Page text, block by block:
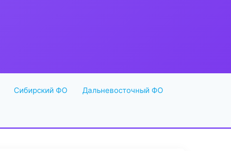
Сибирский ФО Дальневосточный ФО